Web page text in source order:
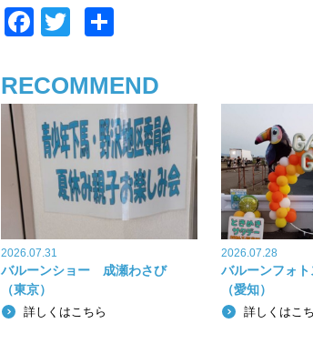
F
c
e
b
o
k
tt
er
RECOMMEND
2026.07.31
バルーンショー 成瀬わさび
（東京）
詳しくはこちら
2026.07.28
バルーンフォ
（愛知）
詳しくはこ